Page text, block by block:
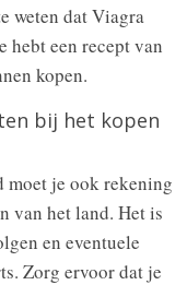
weten dat Viagra
hebt een recept van
kopen.
bij het kopen
je ook rekening
van het land. Het is
en eventuele
Zorg ervoor dat je